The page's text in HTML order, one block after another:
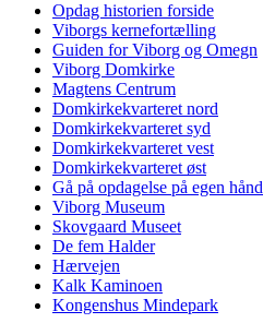
Opdag historien forside
Viborgs kernefortælling
Guiden for Viborg og Omegn
Viborg Domkirke
Magtens Centrum
Domkirkekvarteret nord
Domkirkekvarteret syd
Domkirkekvarteret vest
Domkirkekvarteret øst
Gå på opdagelse på egen hånd
Viborg Museum
Skovgaard Museet
De fem Halder
Hærvejen
Kalk Kaminoen
Kongenshus Mindepark